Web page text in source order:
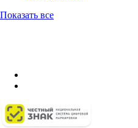
Показать все